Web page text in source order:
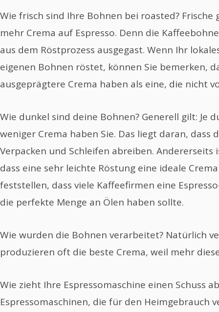
Wie frisch sind Ihre Bohnen bei ​​roasted?
mehr Crema auf Espresso. Denn die
aus dem Röstprozess ausgegast. Wenn Ihr
eigenen Bohnen röstet, können Sie bemerken,
ausgeprägtere Crema haben als eine, die nicht
Wie dunkel sind deine Bohnen? Generell gilt: Je
weniger Crema haben Sie. Das liegt daran, dass
Verpacken und Schleifen abreiben.
dass eine sehr leichte Röstung eine ideale
feststellen, dass viele Kaffeefirmen eine
die perfekte Menge an Ölen haben sollte.
Wie wurden die Bohnen verarbeitet? Natürlich
produzieren oft die beste Crema, weil mehr
Wie zieht Ihre Espressomaschine einen Schuss
Espressomaschinen, die für den Heimgebrauch